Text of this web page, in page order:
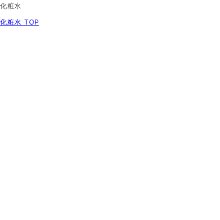
化粧水
化粧水 TOP